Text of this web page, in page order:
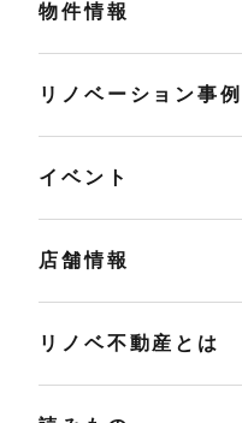
物件情報
リノベーション事例
イベント
店舗情報
リノベ不動産とは